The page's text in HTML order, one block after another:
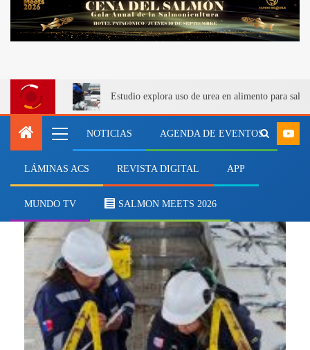
Estudio explora uso de urea en alimento para
NOTICIAS AGENDA DE EVENTOS
LÁMINAS ACS REVISTA DIGITAL APP
MUNDO TV SALMON MEETS 2026
documentos